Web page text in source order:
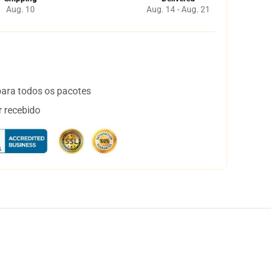
Aug. 10
Aug. 14 - Aug. 21
todos os pacotes
recebido